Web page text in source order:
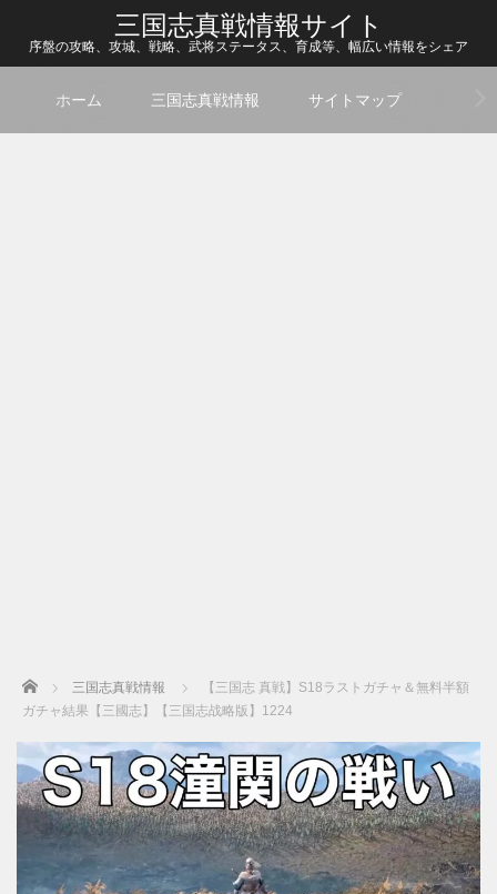
三国志真戦情報サイト
序盤の攻略、攻城、戦略、武将ステータス、育成等、幅広い情報をシェア
ホーム 三国志真戦情報 サイトマップ
Home 三国志真戦情報
【三国志 真戦】S18ラストガチャ＆無料半額
ガチャ結果【三國志】【三国志战略版】1224